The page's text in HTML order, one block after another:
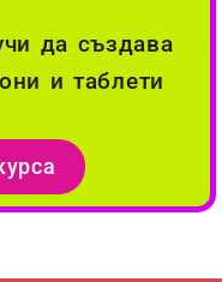
да създава
и таблети